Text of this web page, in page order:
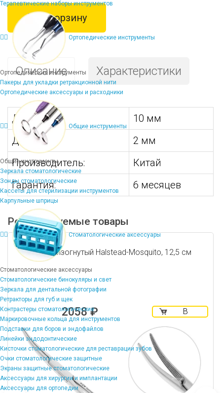
Терапевтические наборы инструментов
Ортопедические инструменты
Ортопедические инструменты
Пакеры для укладки ретракционной нити
Ортопедические аксессуары и расходники
Общие инструменты
Общие инструменты
Зеркала стоматологические
Зонды стоматологические
Кассеты для стерилизации инструментов
Карпульные шприцы
Стоматологические аксессуары
Стоматологические аксессуары
Стоматологические бинокуляры и свет
Зеркала для дентальной фотографии
Ретракторы для губ и щек
Контрастеры стоматологические
Маркировочные кольца для инструментов
Подставки для боров и эндофайлов
Линейки эндодонтические
Кисточки стоматологические для реставрации зубов
Очки стоматологические защитные
Экраны защитные стоматологические
Аксессуары для хирургии и имплантации
Аксессуары для ортопедии
В корзину
Описание Характеристики
Длина:
10 мм
Диаметр:
2 мм
Производитель:
Китай
Гарантия:
6 месяцев
Рекомендуемые товары
Зажим изогнутый Halstead-Mosquito, 12,5 см
2058 ₽
В